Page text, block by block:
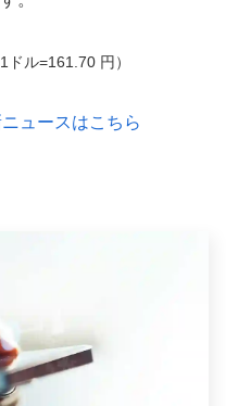
ル=161.70 円）
ュースはこちら